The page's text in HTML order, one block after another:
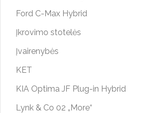
Ford C-Max Hybrid
Įkrovimo stotelės
Įvairenybės
KET
KIA Optima JF Plug-in Hybrid
Lynk & Co 02 „More“